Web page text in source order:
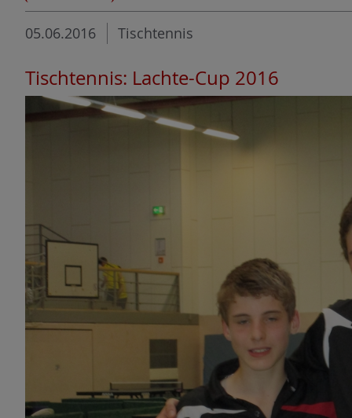
05.06.2016 Tischtennis
Tischtennis: Lachte-Cup 2016